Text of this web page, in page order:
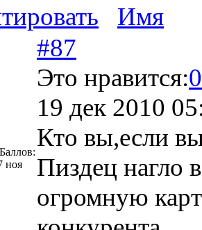
Имя
Баллов:
ноя
#87
Это нравится:0
19 дек 2010
Кто вы,если
Пиздец нагло
огромную